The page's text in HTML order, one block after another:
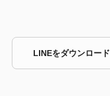
LINEをダウンロード